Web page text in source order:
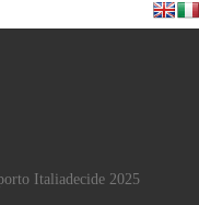
Italiadecide 2025